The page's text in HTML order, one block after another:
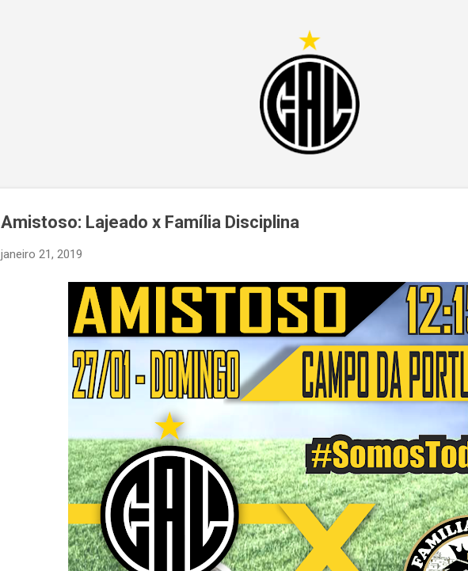
Amistoso: Lajeado x Família Disciplina
janeiro 21, 2019